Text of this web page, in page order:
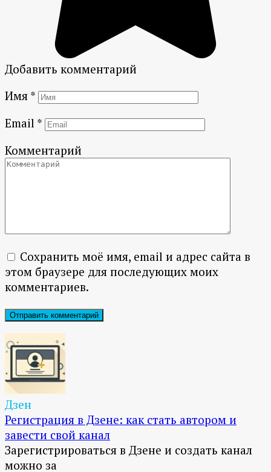
Добавить комментарий
Имя *
Email *
Комментарий
Сохранить моё имя, email и адрес сайта в
этом браузере для последующих моих
комментариев.
Дзен
Регистрация в Дзене: как стать автором и
завести свой канал
Зарегистрироваться в Дзене и создать канал
можно за